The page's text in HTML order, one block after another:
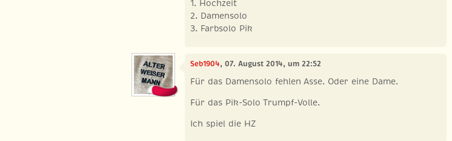
1. Hochzeit
2. Damensolo
3. Farbsolo Pik
Seb1904, 07. August 2014, um 22:52
Für das Damensolo fehlen Asse. Oder eine Dame.
Für das Pik-Solo Trumpf-Volle.
Ich spiel die HZ